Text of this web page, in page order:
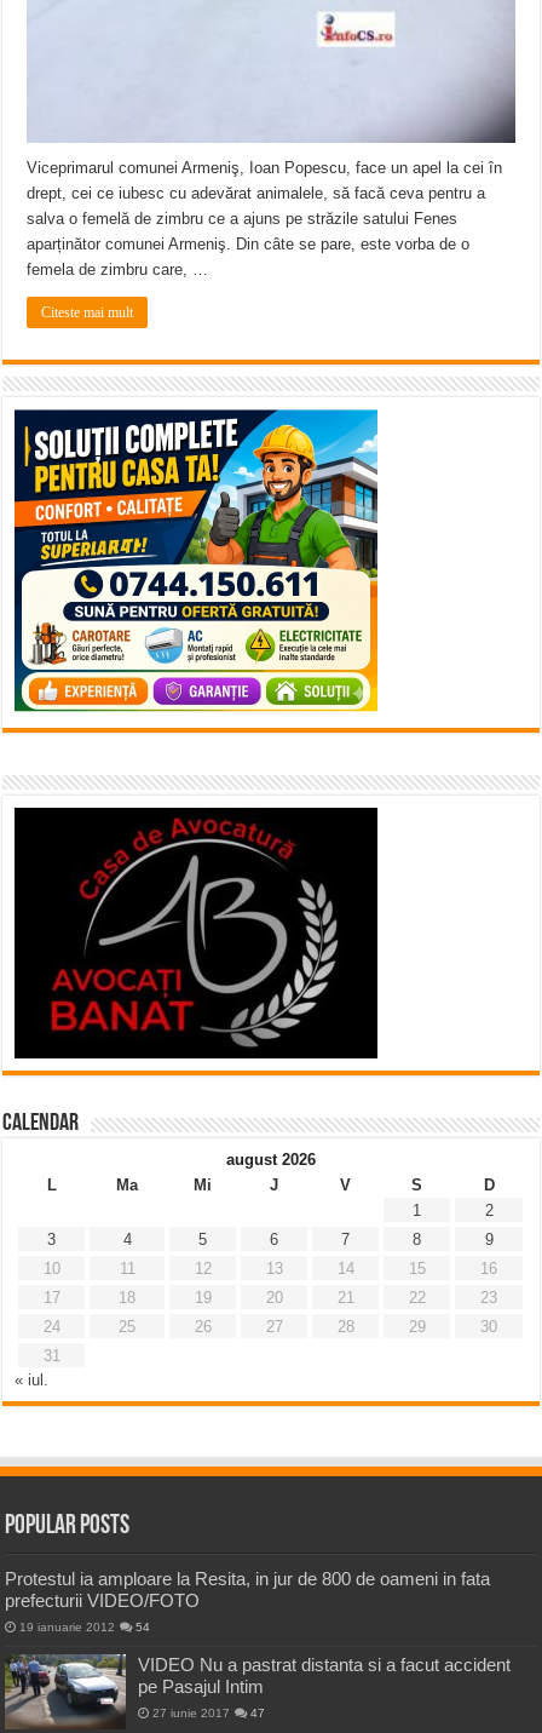
Viceprimarul comunei Armeniş, Ioan Popescu, face un apel la cei în
drept, cei ce iubesc cu adevărat animalele, să facă ceva pentru a
salva o femelă de zimbru ce a ajuns pe străzile satului Fenes
aparținător comunei Armeniş. Din câte se pare, este vorba de o
femela de zimbru care, …
Citeste mai mult
Calendar
august 2026
L
Ma Mi J V S
D
1
2
3
4 5 6 7 8
9
10
11 12 13 14 15
16
17
18 19 20 21 22
23
24
25 26 27 28 29
30
31
« iul.
Popular Posts
Protestul ia amploare la Resita, in jur de 800 de oameni in fata
prefecturii VIDEO/FOTO
19 ianuarie 2012 54
VIDEO Nu a pastrat distanta si a facut accident
pe Pasajul Intim
27 iunie 2017 47